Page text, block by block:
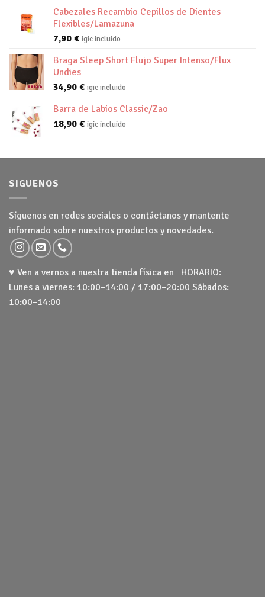
Cabezales Recambio Cepillos de Dientes
Flexibles/Lamazuna
7,90 € igic incluido
Braga Sleep Short Flujo Super Intenso/Flux
Undies
34,90 € igic incluido
Barra de Labios Classic/Zao
18,90 € igic incluido
SIGUENOS
Síguenos en redes sociales o contáctanos y mantente
informado sobre nuestros productos y novedades.
♥ Ven a vernos a nuestra tienda física en HORARIO:
Lunes a viernes: 10:00–14:00 / 17:00–20:00 Sábados:
10:00–14:00